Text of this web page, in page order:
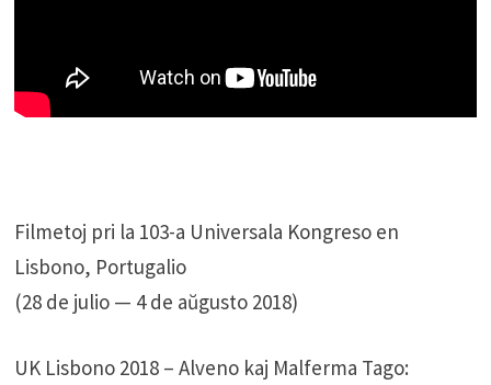
Filmetoj pri la 103-a Universala Kongreso en
Lisbono, Portugalio
(28 de julio — 4 de aŭgusto 2018)
UK Lisbono 2018 – Alveno kaj Malferma Tago: